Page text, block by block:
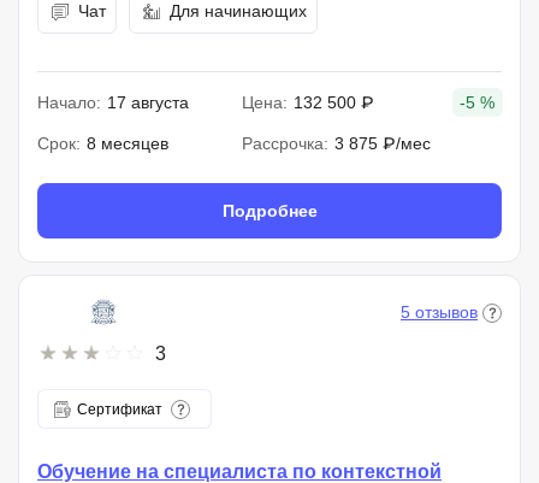
Чат Для начинающих
Начало: 17 августа Цена: 132 500 ₽ -5 %
Срок: 8 месяцев Рассрочка: 3 875 ₽/мес
Подробнее
3
5 отзывов
Сертификат
Обучение на специалиста по контекстной